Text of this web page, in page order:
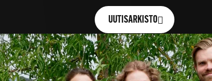
UUTISARKISTO